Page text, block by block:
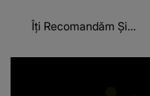
Îți Recomandăm Și...